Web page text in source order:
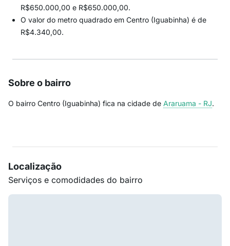
R$650.000,00 e R$650.000,00.
O valor do metro quadrado em Centro (Iguabinha) é de
R$4.340,00.
Sobre o bairro
O bairro Centro (Iguabinha) fica na cidade de Araruama - RJ.
Localização
Serviços e comodidades do bairro